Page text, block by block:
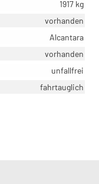
1917 kg
vorhanden
Alcantara
vorhanden
unfallfrei
fahrtauglich